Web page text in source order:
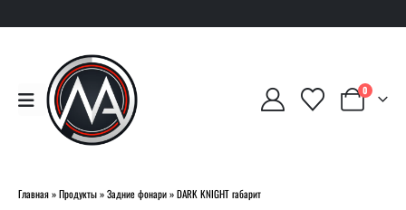
0
Главная»Продукты»Задние фонари»DARK KNIGHT габарит